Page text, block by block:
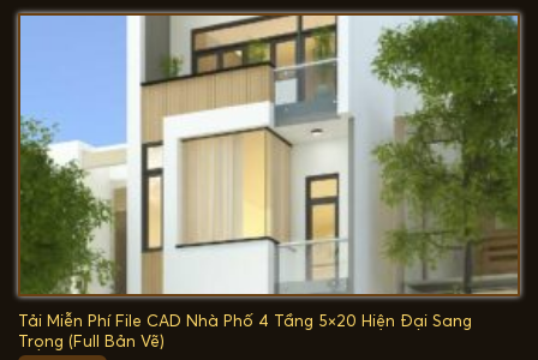
Tải Miễn Phí File CAD Nhà Phố 4 Tầng 5×20 Hiện Đại Sang
Trọng (Full Bản Vẽ)